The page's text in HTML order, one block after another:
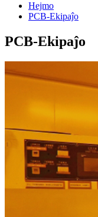
Hejmo
PCB-Ekipaĵo
PCB-Ekipaĵo